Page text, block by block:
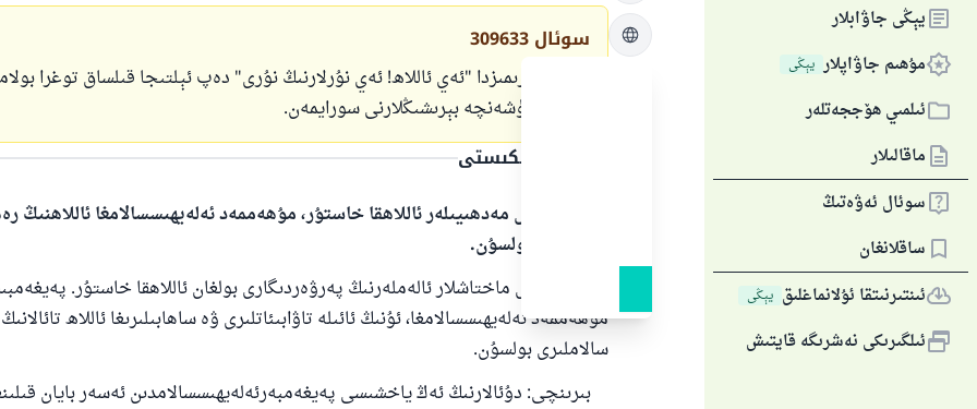
يېڭى جاۋابلار
مۇھىم جاۋاپلار يېڭى
ئىلمىي ھۆججەتلەر
ماقالىلار
سوئال ئەۋەتىڭ
ساقلانغان
ئىنتىرنىتقا ئۇلانماغلىق يېڭى
ئىلگىرىكى نەشرىگە قايتىش
سوئال 309633
بىز دۇئالىرىمىزدا "ئەي ئاللاھ! ئەي نۇرلارنىڭ نۇرى" دەپ ئېلتىجا قىلساق توغرا
ھەقتە چۈشەنچە بېرىشىڭلارنى سورايمەن.
جاۋاپنىڭ تېكىستى
بارلىق گۈزەل مەدھىيىلەر ئاللاھقا خاستۇر، مۇھەممەد ئەلەيھىسسالامغا ئاللاھنىڭ
سالاملىرى بولسۇن.
بارلىق گۈزەل ماختاشلار ئالەملەرنىڭ پەرۋەردىگارى بولغان ئاللاھقا خاستۇر.
مۇھەممەد ئەلەيھىسسالامغا، ئۇنىڭ ئائىلە تاۋابىئاتلىرى ۋە ساھابىلىرىغا ئاللاھ
سالاملىرى بولسۇن.
بىرىنچى: دۇئالارنىڭ ئەڭ ياخشىسى پەيغەمبەرئەلەيھىسسالامدىن ئەسەر بايان